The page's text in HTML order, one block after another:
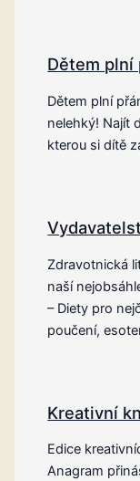
Dětem plní
Dětem plní
nelehký! Najít
kterou si dítě
Zdravotnická
naší
– Diety pro
poučení,
Kreativní
Edice
Anagram